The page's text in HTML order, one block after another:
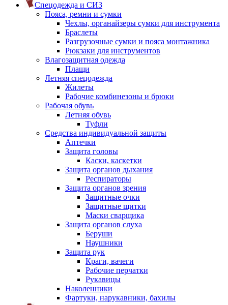
Спецодежда и СИЗ
Пояса, ремни и сумки
Чехлы, органайзеры сумки для инструмента
Браслеты
Разгрузочные сумки и пояса монтажника
Рюкзаки для инструментов
Влагозащитная одежда
Плащи
Летняя спецодежда
Жилеты
Рабочие комбинезоны и брюки
Рабочая обувь
Летняя обувь
Туфли
Средства индивидуальной защиты
Аптечки
Защита головы
Каски, каскетки
Защита органов дыхания
Респираторы
Защита органов зрения
Защитные очки
Защитные щитки
Маски сварщика
Защита органов слуха
Беруши
Наушники
Защита рук
Краги, вачеги
Рабочие перчатки
Рукавицы
Наколенники
Фартуки, нарукавники, бахилы